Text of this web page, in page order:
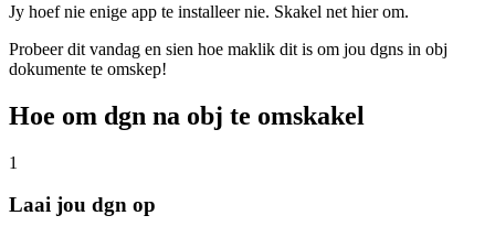
Jy hoef nie enige app te installeer nie. Skakel net hier om.
Probeer dit vandag en sien hoe maklik dit is om jou dgns in obj
dokumente te omskep!
Hoe om dgn na obj te omskakel
1
Laai jou dgn op